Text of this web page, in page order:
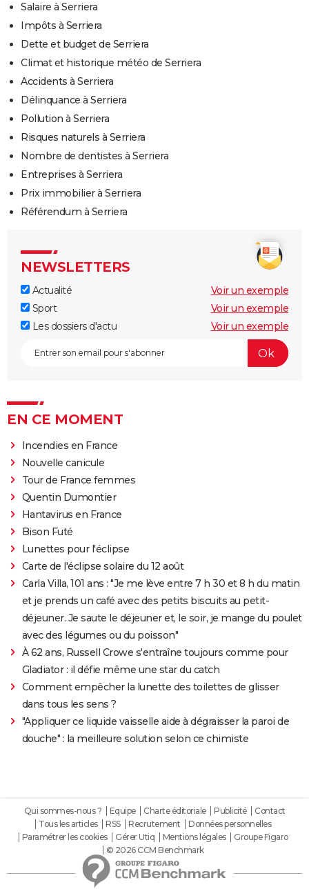
Salaire à Serriera
Impôts à Serriera
Dette et budget de Serriera
Climat et historique météo de Serriera
Accidents à Serriera
Délinquance à Serriera
Pollution à Serriera
Risques naturels à Serriera
Nombre de dentistes à Serriera
Entreprises à Serriera
Prix immobilier à Serriera
Référendum à Serriera
NEWSLETTERS
Actualité
Voir un exemple
Sport
Voir un exemple
Les dossiers d'actu
Voir un exemple
EN CE MOMENT
Incendies en France
Nouvelle canicule
Tour de France femmes
Quentin Dumontier
Hantavirus en France
Bison Futé
Lunettes pour l'éclipse
Carte de l'éclipse solaire du 12 août
Carla Villa, 101 ans : "Je me lève entre 7 h 30 et 8 h du matin
et je prends un café avec des petits biscuits au petit-
déjeuner. Je saute le déjeuner et, le soir, je mange du poulet
avec des légumes ou du poisson"
À 62 ans, Russell Crowe s'entraîne toujours comme pour
Gladiator : il défie même une star du catch
Comment empêcher la lunette des toilettes de glisser
dans tous les sens ?
"Appliquer ce liquide vaisselle aide à dégraisser la paroi de
douche" : la meilleure solution selon ce chimiste
Qui sommes-nous ? Equipe Charte éditoriale Publicité
Contact
Tous les articles
RSS Recrutement
Données personnelles
Paramétrer les cookies
Gérer Utiq Mentions légales
Groupe Figaro
© 2026 CCM Benchmark